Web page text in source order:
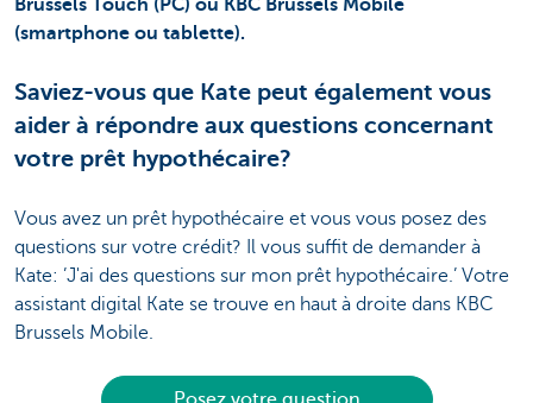
Brussels Touch (PC) ou KBC Brussels Mobile
(smartphone ou tablette).
Saviez-vous que Kate peut également vous
aider à répondre aux questions concernant
votre prêt hypothécaire?
Vous avez un prêt hypothécaire et vous vous posez des
questions sur votre crédit? Il vous suffit de demander à
Kate: ’J'ai des questions sur mon prêt hypothécaire.’ Votre
assistant digital Kate se trouve en haut à droite dans KBC
Brussels Mobile.